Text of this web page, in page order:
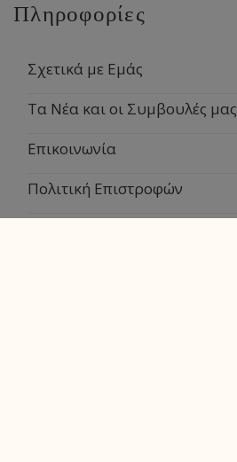
Πληροφορίες
Σχετικά με Εμάς
Τα Νέα και οι Συμβουλές μας
Επικοινωνία
Πολιτική Επιστροφών